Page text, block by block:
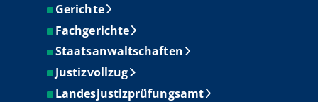
Gerichte
Fachgerichte
Staatsanwaltschaften
Justizvollzug
Landesjustizprüfungsamt